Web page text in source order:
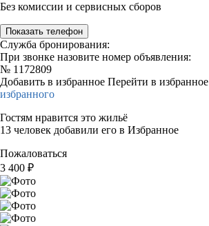
Без комиссии и сервисных сборов
Показать телефон
Служба бронирования:
При звонке назовите номер объявления:
№ 1172809
Добавить в избранное Перейти в избранное
избранного
Гостям нравится это жильё
13 человек добавили его в Избранное
Пожаловаться
3 400 ₽